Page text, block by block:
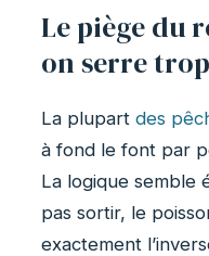
Le piège du
on serre trop
La plupart des
à fond le font par
La logique semble
pas sortir, le
exactement